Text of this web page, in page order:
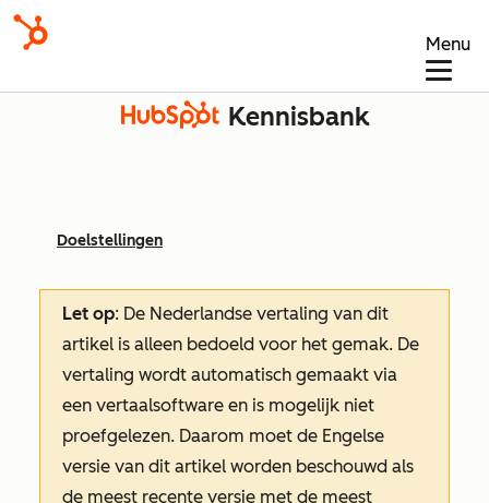
Menu
Kennisbank
Doelstellingen
Let op: De Nederlandse vertaling van dit
artikel is alleen bedoeld voor het gemak. De
vertaling wordt automatisch gemaakt via
een vertaalsoftware en is mogelijk niet
proefgelezen. Daarom moet de Engelse
versie van dit artikel worden beschouwd als
de meest recente versie met de meest